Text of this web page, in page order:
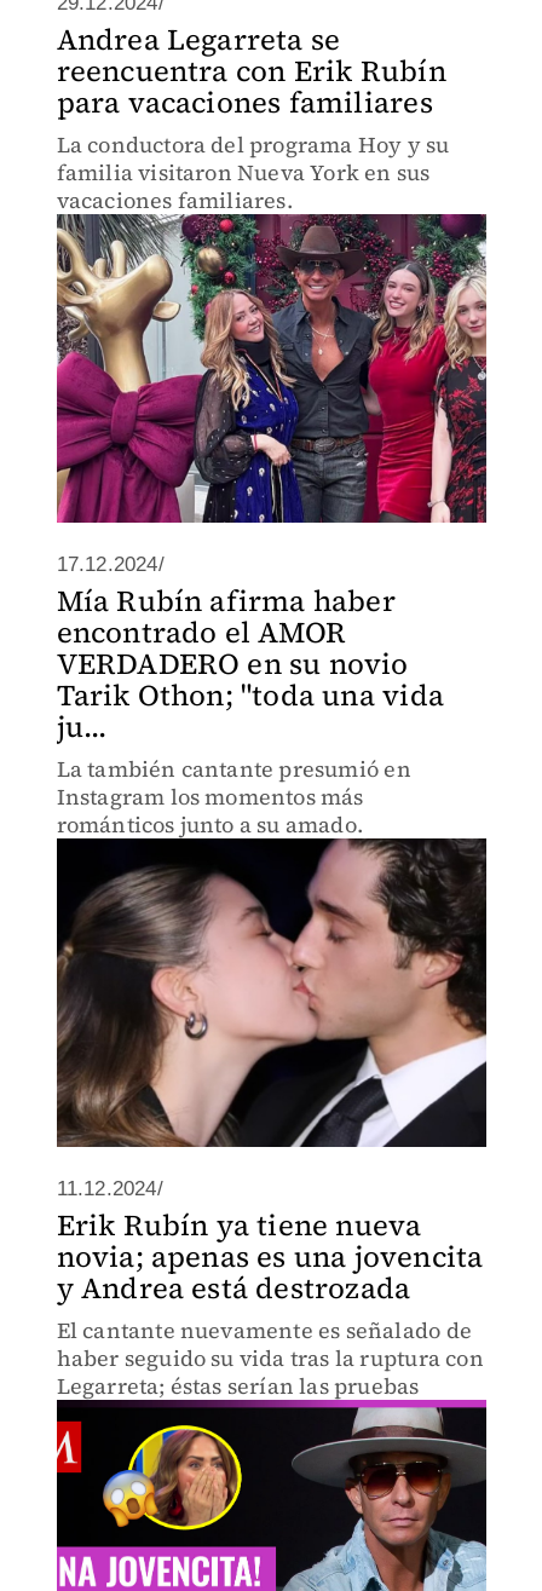
Andrea Legarreta se
reencuentra con Erik Rubín
para vacaciones familiares
La conductora del programa Hoy y su
familia visitaron Nueva York en sus
vacaciones familiares.
17.12.2024/
Mía Rubín afirma haber
encontrado el AMOR
VERDADERO en su novio
Tarik Othon; "toda una vida
ju...
La también cantante presumió en
Instagram los momentos más
románticos junto a su amado.
11.12.2024/
Erik Rubín ya tiene nueva
novia; apenas es una jovencita
y Andrea está destrozada
El cantante nuevamente es señalado de
haber seguido su vida tras la ruptura con
Legarreta; éstas serían las pruebas